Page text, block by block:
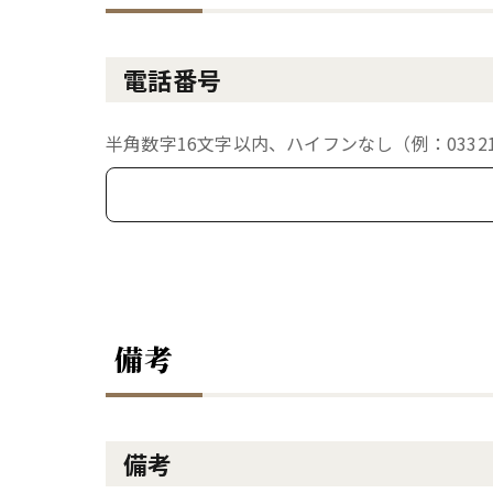
電話番号
半角数字16文字以内、ハイフンなし（例：
備考
備考